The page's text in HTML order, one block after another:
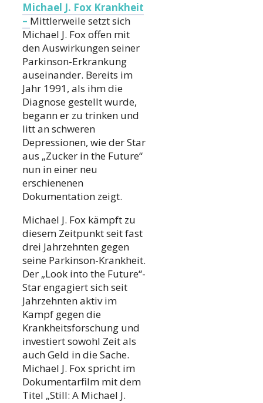
Michael J. Fox Krankheit
– Mittlerweile setzt sich
Michael J. Fox offen mit
den Auswirkungen seiner
Parkinson-Erkrankung
auseinander. Bereits im
Jahr 1991, als ihm die
Diagnose gestellt wurde,
begann er zu trinken und
litt an schweren
Depressionen, wie der Star
aus „Zucker in the Future“
nun in einer neu
erschienenen
Dokumentation zeigt.
Michael J. Fox kämpft zu
diesem Zeitpunkt seit fast
drei Jahrzehnten gegen
seine Parkinson-Krankheit.
Der „Look into the Future“-
Star engagiert sich seit
Jahrzehnten aktiv im
Kampf gegen die
Krankheitsforschung und
investiert sowohl Zeit als
auch Geld in die Sache.
Michael J. Fox spricht im
Dokumentarfilm mit dem
Titel „Still: A Michael J.